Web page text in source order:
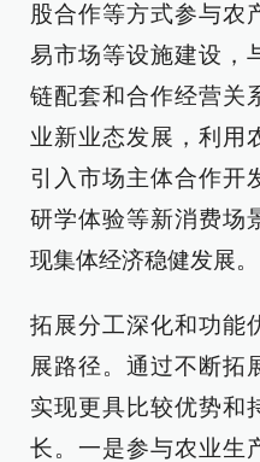
股合作等方式参与农
易市场等设施建设，
链配套和合作经营关
业新业态发展，利用
引入市场主体合作开
研学体验等新消费场
现集体经济稳健发展。
拓展分工深化和功能
展路径。通过不断拓
实现更具比较优势和
长。一是参与农业生